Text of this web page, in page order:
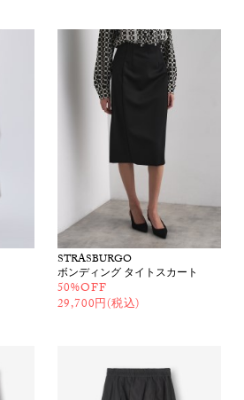
STRASBURGO
ボンディング タイトスカート
50%OFF
29,700円(税込)